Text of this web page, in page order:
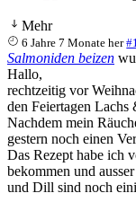
Mehr
6 Jahre 7 Monate her
Salmoniden beizen
Hallo,
rechtzeitig vor
den Feiertagen Lachs
Nachdem mein
gestern noch einen
Das Rezept habe ich
bekommen und
und Dill sind noch